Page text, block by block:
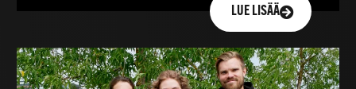
LUE LISÄÄ